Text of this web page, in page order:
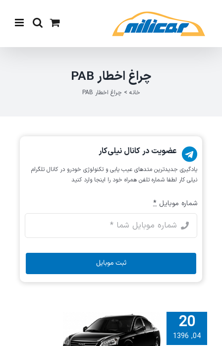
content
چراغ اخطار PAB
خانه > چراغ اخطار PAB
20
04, 1396
زردرنگ
عضویت در کانال نیلی‌کار
یادگیری جدیدترین متد‌های عیب یابی‌ و تکنولوژی خودرو در کانال تلگرام
نیلی کار لطفا شماره تلفن همراه خود را اینجا وارد کنید
شماره موبایل *
ثبت موبایل